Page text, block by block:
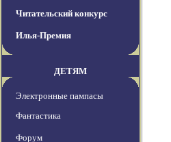
Читательский конкурс
Илья-Премия
ДЕТЯМ
Электронные пампасы
Фантастика
Форум